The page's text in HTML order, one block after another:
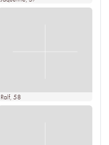
Ralf, 58